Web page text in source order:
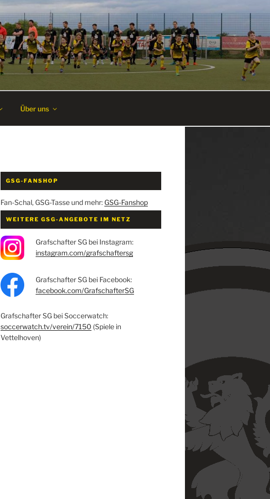
Über uns
GSG-FANSHOP
Fan-Schal, GSG-Tasse und mehr: GSG-Fanshop
WEITERE GSG-ANGEBOTE IM NETZ
Grafschafter SG bei Instagram:
instagram.com/grafschaftersg
Grafschafter SG bei Facebook:
facebook.com/GrafschafterSG
Grafschafter SG bei Soccerwatch:
soccerwatch.tv/verein/7150 (Spiele in
Vettelhoven)